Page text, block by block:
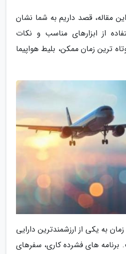
مقاله، قصد داریم به شما نشان
از ابزارهای مناسب و نکات
ترین زمان ممکن، بلیط هواپیما
به یکی از ارزشمندترین دارایی
های فشرده کاری، سفرهای